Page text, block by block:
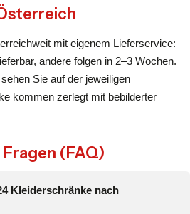
mit eigenem Lieferservice:
andere folgen in 2–3 Wochen.
Sie auf der jeweiligen
kommen zerlegt mit bebilderter
(FAQ)
Kleiderschränke nach